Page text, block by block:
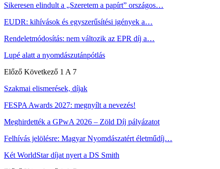
Sikeresen elindult a „Szeretem a papírt” országos…
EUDR: kihívások és egyszerűsítési igények a…
Rendeletmódosítás: nem változik az EPR díj a…
Lupé alatt a nyomdászutánpótlás
Előző Következő 1 A 7
Szakmai elismerések, díjak
FESPA Awards 2027: megnyílt a nevezés!
Meghirdették a GPwA 2026 – Zöld Díj pályázatot
Felhívás jelölésre: Magyar Nyomdászatért életműdíj…
Két WorldStar díjat nyert a DS Smith